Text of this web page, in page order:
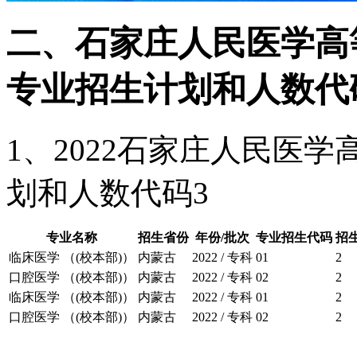
二、石家庄人民医学
专业招生计划和人数代
1、2022石家庄人民医学
划和人数代码3
专业名称 招生省份 年份/批次 专业招生代码 招
临床医学 （(校本部)）
内蒙古 2022 / 专科 01
2
口腔医学 （(校本部)）
内蒙古 2022 / 专科 02
2
临床医学 （(校本部)）
内蒙古 2022 / 专科 01
2
口腔医学 （(校本部)）
内蒙古 2022 / 专科 02 2